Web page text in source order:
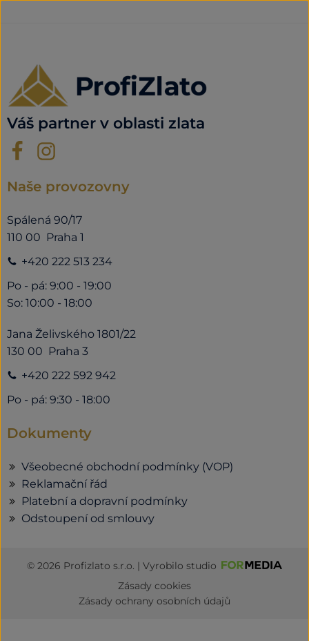
Váš partner v oblasti zlata
Naše provozovny
Spálená 90/17
110 00 Praha 1
+420 222 513 234
Po - pá: 9:00 - 19:00
So: 10:00 - 18:00
Jana Želivského 1801/22
130 00 Praha 3
+420 222 592 942
Po - pá: 9:30 - 18:00
Dokumenty
Všeobecné obchodní podmínky (VOP)
Reklamační řád
Platební a dopravní podmínky
Odstoupení od smlouvy
© 2026 Profizlato s.r.o. | Vyrobilo studio
Zásady cookies
Zásady ochrany osobních údajů